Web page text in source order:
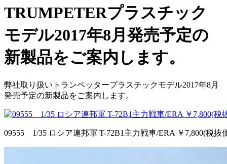
TRUMPETERプラスチック
モデル2017年8月発売予定の
新製品をご案内します。
弊社取り扱いトランペッタープラスチックモデル2017年8月
発売予定の新製品をご案内します。
09555 1/35 ロシア連邦軍 T-72B1主力戦車/ERA ￥7,800(税抜